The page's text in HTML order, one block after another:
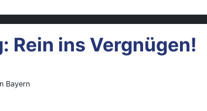
Rein ins Vergnügen!
Bayern